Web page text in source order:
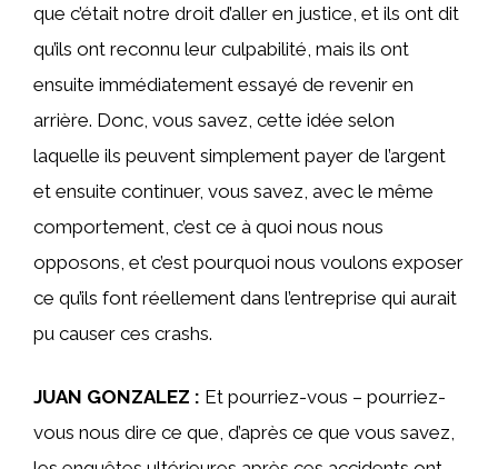
que c’était notre droit d’aller en justice, et ils ont dit
qu’ils ont reconnu leur culpabilité, mais ils ont
ensuite immédiatement essayé de revenir en
arrière. Donc, vous savez, cette idée selon
laquelle ils peuvent simplement payer de l’argent
et ensuite continuer, vous savez, avec le même
comportement, c’est ce à quoi nous nous
opposons, et c’est pourquoi nous voulons exposer
ce qu’ils font réellement dans l’entreprise qui aurait
pu causer ces crashs.
JUAN GONZALEZ : Et pourriez-vous – pourriez-
vous nous dire ce que, d’après ce que vous savez,